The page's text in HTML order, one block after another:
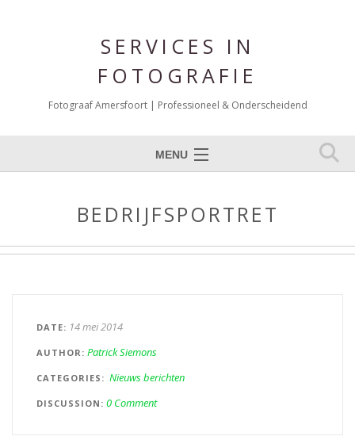
SERVICES IN
FOTOGRAFIE
Fotograaf Amersfoort | Professioneel & Onderscheidend
MENU
Portfolio Fotografie
Over mij
BEDRIJFSPORTRET
DATE 14 mei 2014
AUTHOR Patrick Siemons
CATEGORIES Nieuws berichten
DISCUSSION 0 Comment